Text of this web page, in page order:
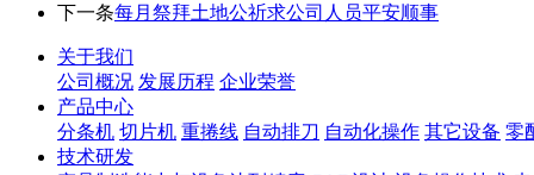
下一条每月祭拜土地公祈求公司人员平安顺事
关于我们
公司概况 发展历程 企业荣誉
产品中心
分条机 切片机 重捲线 自动排刀 自动化操作 其它设备 零
技术研发